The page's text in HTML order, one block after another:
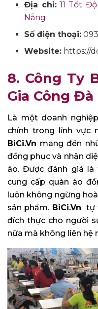
Địa chỉ: 11 Tốt
Nẵng
Số điện thoại:
Website: https://
8. Công Ty
Gia Công
Là một doanh
chính trong lĩnh vực
BiCi.Vn mang đến
đồng phục và nhận
áo. Được đánh giá
cung cấp quàn áo
luôn không ngừng
sản phẩm. BiCi.Vn tự
đích thực cho người
nữa mà không liên hệ